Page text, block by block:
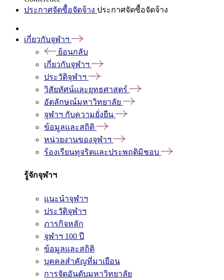
ประกาศจัดซื้อจัดจ้าง ประกาศจัดซื้อจัดจ้าง
เกี่ยวกับจุฬาฯ
ย้อนกลับ
เกี่ยวกับจุฬาฯ
ประวัติจุฬาฯ
วิสัยทัศน์และยุทธศาสตร์
อัตลักษณ์มหาวิทยาลัย
จุฬาฯ กับความยั่งยืน
ข้อมูลและสถิติ
หน่วยงานของจุฬาฯ
ร้องเรียนทุจริตและประพฤติมิชอบ
รู้จักจุฬาฯ
แนะนำจุฬาฯ
ประวัติจุฬาฯ
ภารกิจหลัก
จุฬาฯ 100 ปี
ข้อมูลและสถิติ
บุคคลสำคัญที่มาเยือน
การจัดอันดับมหาวิทยาลัย